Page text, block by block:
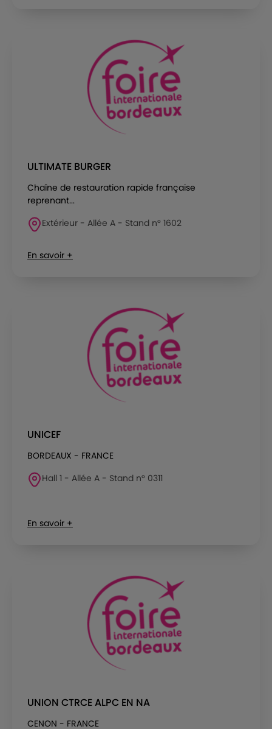
ULTIMATE BURGER
Chaîne de restauration rapide française
reprenant...
Extérieur - Allée A - Stand n° 1602
En savoir +
UNICEF
BORDEAUX - FRANCE
Hall 1 - Allée A - Stand n° 0311
En savoir +
UNION CTRCE ALPC EN NA
CENON - FRANCE